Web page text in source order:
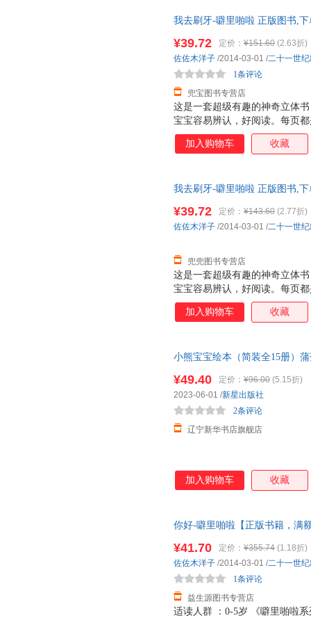
子看，更能让自己孩子动手“玩
可爱的形象，更加生动活泼，
宝宝记忆。 对宝宝有这些帮助
我去刷牙-噼里啪啦 正版图书,
这是一套超级有趣的神奇立体
宝宝容易辨认，好阅读。每页
张诱人，而且采用了一些局部
面，让人看到图画内部的东西
小插页，图案可以根据翻和不
次重复着生活场景，加强宝宝
能力 2. 建立宝宝良好的行为习
¥39.72 定价： ¥151.60 (2.63折)
兜宝图书专营店
1条评论
佐佐木洋子 /2014-03-01 /二十一世
加入购物车 收藏
我去刷牙-噼里啪啦 正版图书,
这是一套超级有趣的神奇立体
宝宝容易辨认，好阅读。每页
张诱人，而且采用了一些局部
面，让人看到图画内部的东西
小插页，图案可以根据翻和不
次重复着生活场景，加强宝宝
能力 2. 建立宝宝良好的行为习
¥39.72 定价： ¥143.60 (2.77折)
兜兜图书专营店
佐佐木洋子 /2014-03-01 /二十一世
加入购物车 收藏
小熊宝宝绘本（简装全15册）
¥49.40 定价： ¥96.00 (5.15折)
辽宁新华书店旗舰店
2条评论
2023-06-01 /新星出版社
加入购物车 收藏
你好-噼里啪啦【正版书籍，满
适读人群 ：0-5岁 《噼里啪啦
¥41.70 定价： ¥355.74 (1.18折)
益生源图书专营店
1条评论
佐佐木洋子 /2014-03-01 /二十一世